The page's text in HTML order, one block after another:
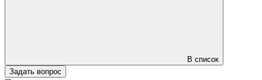
В список
Задать вопрос